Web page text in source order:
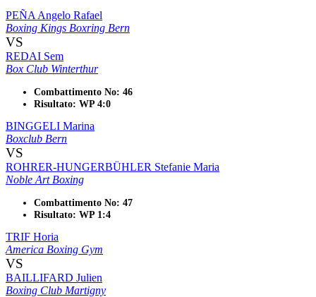
PEÑA Angelo Rafael
Boxing Kings Boxring Bern
VS
REDAI Sem
Box Club Winterthur
Combattimento No: 46
Risultato: WP 4:0
BINGGELI Marina
Boxclub Bern
VS
ROHRER-HUNGERBÜHLER Stefanie Maria
Noble Art Boxing
Combattimento No: 47
Risultato: WP 1:4
TRIF Horia
America Boxing Gym
VS
BAILLIFARD Julien
Boxing Club Martigny